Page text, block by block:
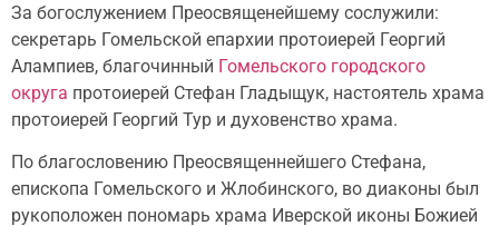
За богослужением Преосвященейшему сослужили:
секретарь Гомельской епархии протоиерей Георгий
Алампиев, благочинный Гомельского городского
округа протоиерей Стефан Гладыщук, настоятель храма
протоиерей Георгий Тур и духовенство храма.
По благословению Преосвященнейшего Стефана,
епископа Гомельского и Жлобинского, во диаконы был
рукоположен пономарь храма Иверской иконы Божией